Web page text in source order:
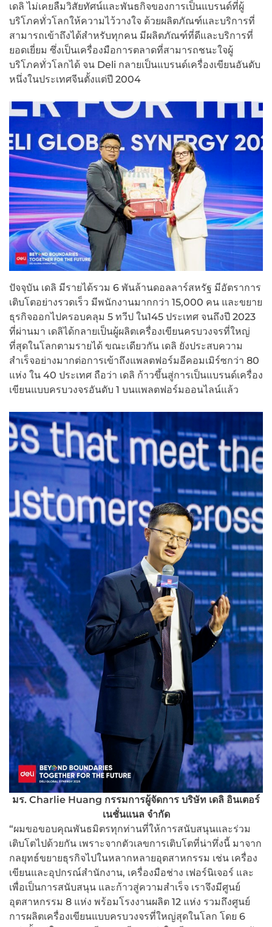
เดลิ ไม่เคยลืมวิสัยทัศน์และพันธกิจของการเป็นแบรนด์ที่ผู้
บริโภคทั่วโลกให้ความไว้วางใจ ด้วยผลิตภัณฑ์และบริการที่
สามารถเข้าถึงได้สำหรับทุกคน มีผลิตภัณฑ์ที่ดีและบริการที่
ยอดเยี่ยม ซึ่งเป็นเครื่องมือการตลาดที่สามารถชนะใจผู้
บริโภคทั่วโลกได้ จน Deli กลายเป็นแบรนด์เครื่องเขียนอันดับ
หนึ่งในประเทศจีนตั้งแต่ปี 2004
ปัจจุบัน เดลิ มีรายได้รวม 6 พันล้านดอลลาร์สหรัฐ มีอัตราการ
เติบโตอย่างรวดเร็ว มีพนักงานมากกว่า 15,000 คน และขยาย
ธุรกิจออกไปครอบคลุม 5 ทวีป ใน145 ประเทศ จนถึงปี 2023
ที่ผ่านมา เดลิได้กลายเป็นผู้ผลิตเครื่องเขียนครบวงจรที่ใหญ่
ที่สุดในโลกตามรายได้ ขณะเดียวกัน เดลิ ยังประสบความ
สำเร็จอย่างมากต่อการเข้าถึงแพลตฟอร์มอีคอมเมิร์ซกว่า 80
แห่ง ใน 40 ประเทศ ถือว่า เดลิ ก้าวขึ้นสู่การเป็นแบรนด์เครื่อง
เขียนแบบครบวงจรอันดับ 1 บนแพลตฟอร์มออนไลน์แล้ว
มร. Charlie Huang กรรมการผู้จัดการ บริษัท เดลิ อินเตอร์
เนชั่นแนล จำกัด
“ผมขอขอบคุณพันธมิตรทุกท่านที่ให้การสนับสนุนและร่วม
เติบโตไปด้วยกัน เพราะจากตัวเลขการเติบโตที่น่าทึ่งนี้ มาจาก
กลยุทธ์ขยายธุรกิจไปในหลากหลายอุตสาหกรรม เช่น เครื่อง
เขียนและอุปกรณ์สำนักงาน, เครื่องมือช่าง เฟอร์นิเจอร์ และ
เพื่อเป็นการสนับสนุน และก้าวสู่ความสำเร็จ เราจึงมีศูนย์
อุตสาหกรรม 8 แห่ง พร้อมโรงงานผลิต 12 แห่ง รวมถึงศูนย์
การผลิตเครื่องเขียนแบบครบวงจรที่ใหญ่สุดในโลก โดย 6